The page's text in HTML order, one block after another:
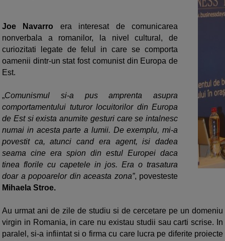
Joe Navarro era interesat de comunicarea
nonverbala a romanilor, la nivel cultural, de
curiozitati legate de felul in care se comporta
oamenii dintr-un stat fost comunist din Europa de
Est.
„Comunismul si-a pus amprenta asupra
comportamentului tuturor locuitorilor din Europa
de Est si exista anumite gesturi care se intalnesc
numai in acesta parte a lumii. De exemplu, mi-a
povestit ca, atunci cand era agent, isi dadea
seama cine era spion din estul Europei daca
tinea florile cu capetele in jos. Era o trasatura
doar a popoarelor din aceasta zona”, povesteste
Mihaela Stroe.
Au urmat ani de zile de studiu si de cercetare pe un domeniu
virgin in Romania, in care nu existau studii sau carti scrise. In
paralel, si-a infiintat si o firma cu care lucra pe diferite proiecte